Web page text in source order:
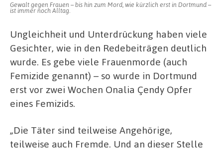
Gewalt gegen Frauen – bis hin zum Mord, wie kürzlich erst in Dortmund –
ist immer noch Alltag.
Ungleichheit und Unterdrückung haben viele
Gesichter, wie in den Redebeiträgen deutlich
wurde. Es gebe viele Frauenmorde (auch
Femizide genannt) – so wurde in Dortmund
erst vor zwei Wochen Onalia Çendy Opfer
eines Femizids.
„Die Täter sind teilweise Angehörige,
teilweise auch Fremde. Und an dieser Stelle